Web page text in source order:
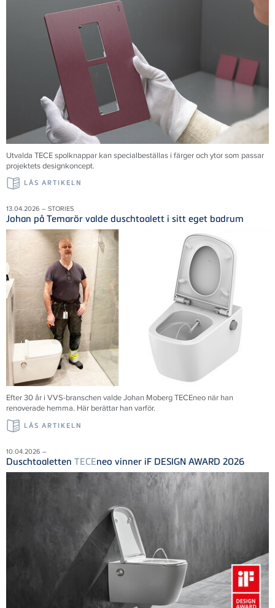
Utvalda TECE spolknappar kan specialbeställas i färger och ytor som passar
projektets designkoncept.
LÄS ARTIKELN
13.04.2026 – STORIES
Johan på Temarör valde duschtoalett i sitt eget badrum
Efter 30 år i VVS-branschen valde Johan Moberg TECEneo när han
renoverade hemma. Här berättar han varför.
LÄS ARTIKELN
10.04.2026 –
Duschtoaletten TECEneo vinner iF DESIGN AWARD 2026